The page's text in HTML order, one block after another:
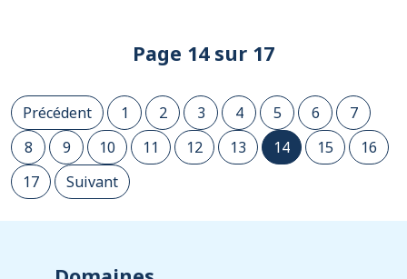
Page 14 sur 17
Précédent 1 2 3 4 5 6
7
8
9 10 11 12 13 14 15
16
17
Suivant